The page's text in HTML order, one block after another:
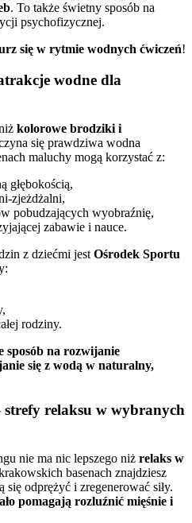
. To także świetny sposób na
psychofizycznej.
się w rytmie wodnych ćwiczeń!
wodne dla
kolorowe brodziki i
się prawdziwa wodna
maluchy mogą korzystać z:
głębokością,
zjeżdżalni,
pobudzających wyobraźnię,
zabawie i nauce.
z dziećmi jest Ośrodek Sportu
rodziny.
sposób na rozwijanie
się z wodą w naturalny,
strefy relaksu w wybranych
nie ma nic lepszego niż relaks w
basenach znajdziesz
się odprężyć i zregenerować siły.
pomagają rozluźnić mięśnie i